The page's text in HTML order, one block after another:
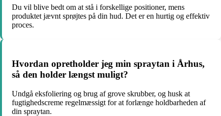
Du vil blive bedt om at stå i forskellige positioner, mens
produktet jævnt sprøjtes på din hud. Det er en hurtig og effektiv
proces.
Hvordan opretholder jeg min spraytan i Århus,
så den holder længst muligt?
Undgå eksfoliering og brug af grove skrubber, og husk at
fugtighedscreme regelmæssigt for at forlænge holdbarheden af
din spraytan.